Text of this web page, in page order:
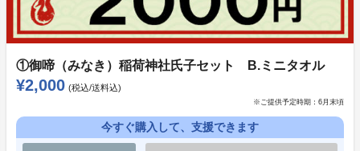
★150万達成
・3人のモデルでお披露目イベント、トーク番組＆生ラ
イブなど
※キャラクターお礼ボイス
※有料配信の場合、別途配信試聴費用がかかる可能性が
①御啼（みなき）稲荷神社氏子セット B.ミニタオル
¥2,000 (税込/送料込)
※ご提供予定時期： 6月末頃
今すぐ購入して、支援できます